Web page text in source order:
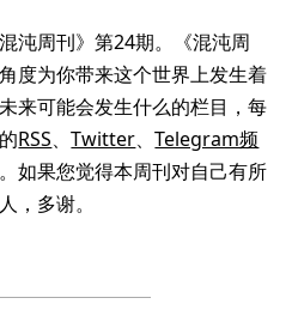
沌周刊》第24期。《混沌周
度为你带来这个世界上发生着
来可能会发生什么的栏目，每
RSS、Twitter、Telegram频
如果您觉得本周刊对自己有所
，多谢。